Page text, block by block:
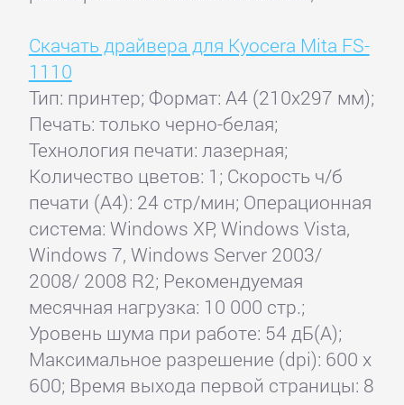
Скачать драйвера для Kyocera Mita FS-
1110
Тип: принтер; Формат: A4 (210x297 мм);
Печать: только черно-белая;
Технология печати: лазерная;
Количество цветов: 1; Скорость ч/б
печати (А4): 24 стр/мин; Операционная
система: Windows XP, Windows Vista,
Windows 7, Windows Server 2003/
2008/ 2008 R2; Рекомендуемая
месячная нагрузка: 10 000 стр.;
Уровень шума при работе: 54 дБ(А);
Максимальное разрешение (dpi): 600 x
600; Время выхода первой страницы: 8